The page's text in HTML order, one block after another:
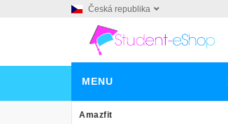
Česká republika
MENU
Amazfit